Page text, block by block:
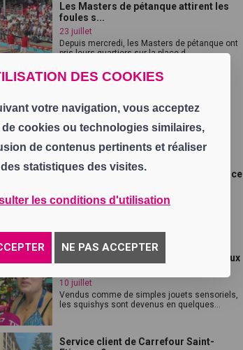
DES COOKIES
votre navigation, vous acceptez
de cookies ou technologies similaires,
de contenus pertinents et réaliser
des statistiques des visites.
les conditions d'utilisation
NE PAS ACCEPTER
Les Masters de pétanque attirent les
foules s...
23 juillet
Depuis mercredi, les Masters de pétanque ont
pris leurs quartiers sur la place d...
poursuit sa...
21 juillet
Depuis plus de vingt ans, le lycée Le Marais
Saint-Étienne Métropole met en service
13 juillet
Squishys : la nouvelle folie des réseaux
10 juillet
Vendus comme de simples jouets sensoriels,
les squishys sont devenus en quelques...
Service client de Carrefour Saint-